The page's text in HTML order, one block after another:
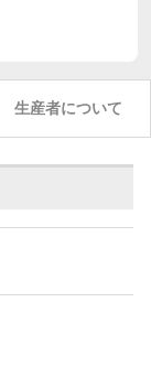
生産者について